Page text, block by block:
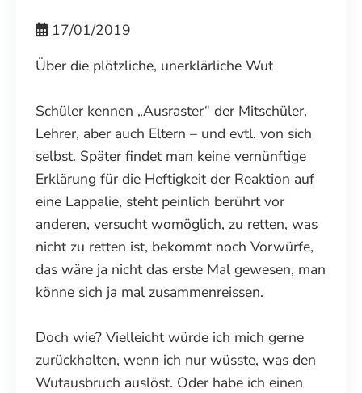
17/01/2019
Über die plötzliche, unerklärliche Wut
Schüler kennen „Ausraster“ der Mitschüler,
Lehrer, aber auch Eltern – und evtl. von sich
selbst. Später findet man keine vernünftige
Erklärung für die Heftigkeit der Reaktion auf
eine Lappalie, steht peinlich berührt vor
anderen, versucht womöglich, zu retten, was
nicht zu retten ist, bekommt noch Vorwürfe,
das wäre ja nicht das erste Mal gewesen, man
könne sich ja mal zusammenreissen.
Doch wie? Vielleicht würde ich mich gerne
zurückhalten, wenn ich nur wüsste, was den
Wutausbruch auslöst. Oder habe ich einen